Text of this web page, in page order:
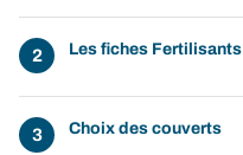
Les fiches Fertilisants
Choix des couverts